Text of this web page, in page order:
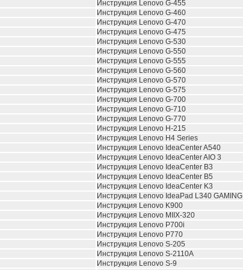
Инструкция Lenovo G-455
Инструкция Lenovo G-460
Инструкция Lenovo G-470
Инструкция Lenovo G-475
Инструкция Lenovo G-530
Инструкция Lenovo G-550
Инструкция Lenovo G-555
Инструкция Lenovo G-560
Инструкция Lenovo G-570
Инструкция Lenovo G-575
Инструкция Lenovo G-700
Инструкция Lenovo G-710
Инструкция Lenovo G-770
Инструкция Lenovo H-215
Инструкция Lenovo H4 Series
Инструкция Lenovo IdeaCenter A540
Инструкция Lenovo IdeaCenter AIO 3
Инструкция Lenovo IdeaCenter B3
Инструкция Lenovo IdeaCenter B5
Инструкция Lenovo IdeaCenter K3
Инструкция Lenovo IdeaPad L340 GAMING
Инструкция Lenovo K900
Инструкция Lenovo MIIX-320
Инструкция Lenovo P700i
Инструкция Lenovo P770
Инструкция Lenovo S-205
Инструкция Lenovo S-2110A
Инструкция Lenovo S-9